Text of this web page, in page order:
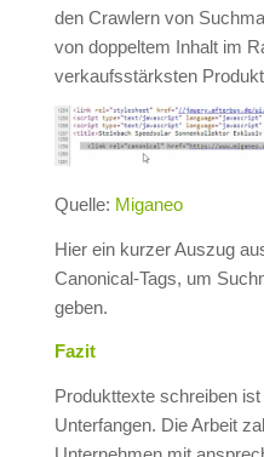
den Crawlern von
von doppeltem Inhalt im
verkaufsstärksten
Quelle: Miganeo
Hier ein kurzer Auszug
Canonical-Tags, um
geben.
Fazit
Produkttexte schreiben
Unterfangen. Die Arbeit